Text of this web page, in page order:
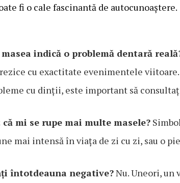
fi o cale fascinantă de autocunoaștere.
indică o problemă dentară
cu exactitate evenimentele viitoare.
cu dinții, este important să
că mi se rupe mai multe masele?
mai intensă în viața de zi cu zi, sau o
întotdeauna negative?Nu. Uneori, un